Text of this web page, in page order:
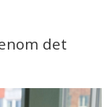
det